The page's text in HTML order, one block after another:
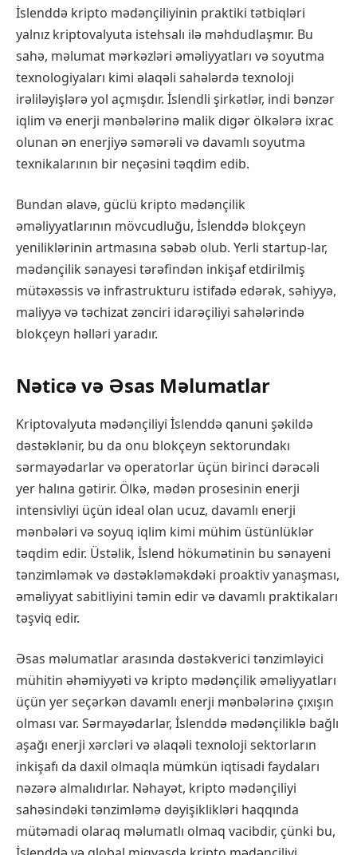
İslenddə kripto mədənçiliyinin praktiki tətbiqləri
yalnız kriptovalyuta istehsalı ilə məhdudlaşmır. Bu
sahə, məlumat mərkəzləri əməliyyatları və soyutma
texnologiyaları kimi əlaqəli sahələrdə texnoloji
irəliləyişlərə yol açmışdır. İslendli şirkətlər, indi bənzər
iqlim və enerji mənbələrinə malik digər ölkələrə ixrac
olunan ən enerjiyə səmərəli və davamlı soyutma
texnikalarının bir neçəsini təqdim edib.
Bundan əlavə, güclü kripto mədənçilik
əməliyyatlarının mövcudluğu, İslenddə blokçeyn
yeniliklərinin artmasına səbəb olub. Yerli startup-lar,
mədənçilik sənayesi tərəfindən inkişaf etdirilmiş
mütəxəssis və infrastrukturu istifadə edərək, səhiyyə,
maliyyə və təchizat zənciri idarəçiliyi sahələrində
blokçeyn həlləri yaradır.
Nəticə və Əsas Məlumatlar
Kriptovalyuta mədənçiliyi İslenddə qanuni şəkildə
dəstəklənir, bu da onu blokçeyn sektorundakı
sərmayədarlar və operatorlar üçün birinci dərəcəli
yer halına gətirir. Ölkə, mədən prosesinin enerji
intensivliyi üçün ideal olan ucuz, davamlı enerji
mənbələri və soyuq iqlim kimi mühim üstünlüklər
təqdim edir. Üstəlik, İslend hökumətinin bu sənayeni
tənzimləmək və dəstəkləməkdəki proaktiv yanaşması,
əməliyyat sabitliyini təmin edir və davamlı praktikaları
təşviq edir.
Əsas məlumatlar arasında dəstəkverici tənzimləyici
mühitin əhəmiyyəti və kripto mədənçilik əməliyyatları
üçün yer seçərkən davamlı enerji mənbələrinə çıxışın
olması var. Sərmayədarlar, İslenddə mədənçiliklə bağlı
aşağı enerji xərcləri və əlaqəli texnoloji sektorların
inkişafı da daxil olmaqla mümkün iqtisadi faydaları
nəzərə almalıdırlar. Nəhayət, kripto mədənçiliyi
sahəsindəki tənzimləmə dəyişiklikləri haqqında
mütəmadi olaraq məlumatlı olmaq vacibdir, çünki bu,